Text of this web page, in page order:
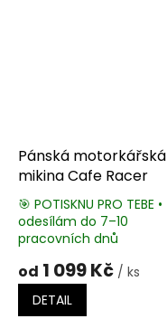
Pánská motorkářská
mikina Cafe Racer
Průměrné
hodnocení
je
5,0
🎯 POTISKNU PRO TEBE •
odesílám do 7–10
pracovních dnů
od 1 099 Kč / ks
DETAIL